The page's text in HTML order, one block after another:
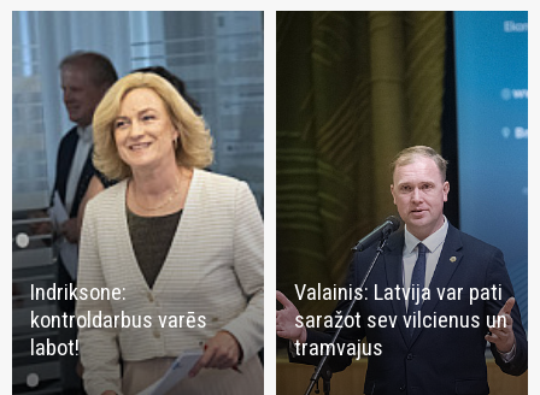
Indriksone:
kontroldarbus varēs
labot!
Valainis: Latvija var pati
saražot sev vilcienus un
tramvajus